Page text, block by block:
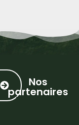
Nos
partenaires